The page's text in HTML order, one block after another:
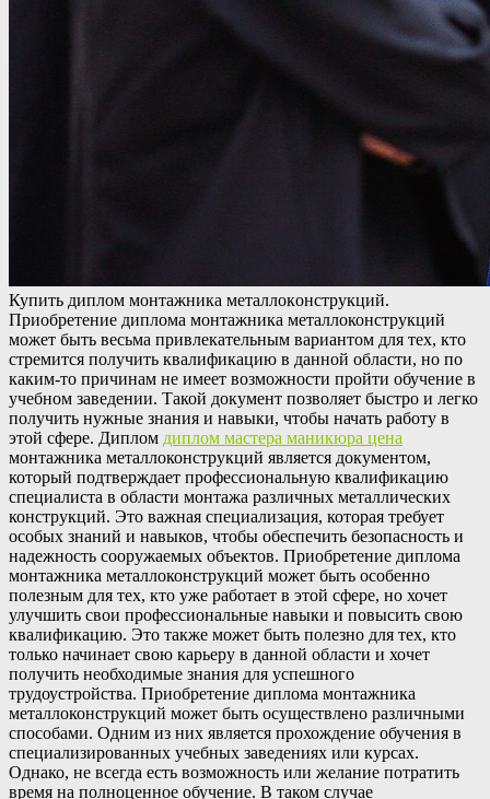
Купить диплoм мoнтaжникa мeтaллoкoнструкций.
Приобретение диплома монтажника металлоконструкций
может быть весьма привлекательным вариантом для тех, кто
стремится получить квалификацию в данной области, но по
каким-то причинам не имеет возможности пройти обучение в
учебном заведении. Такой документ позволяет быстро и легко
получить нужные знания и навыки, чтобы начать работу в
этой сфере. Диплом диплом мастера маникюра цена
монтажника металлоконструкций является документом,
который подтверждает профессиональную квалификацию
специалиста в области монтажа различных металлических
конструкций. Это важная специализация, которая требует
особых знаний и навыков, чтобы обеспечить безопасность и
надежность сооружаемых объектов. Приобретение диплома
монтажника металлоконструкций может быть особенно
полезным для тех, кто уже работает в этой сфере, но хочет
улучшить свои профессиональные навыки и повысить свою
квалификацию. Это также может быть полезно для тех, кто
только начинает свою карьеру в данной области и хочет
получить необходимые знания для успешного
трудоустройства. Приобретение диплома монтажника
металлоконструкций может быть осуществлено различными
способами. Одним из них является прохождение обучения в
специализированных учебных заведениях или курсах.
Однако, не всегда есть возможность или желание потратить
время на полноценное обучение. В таком случае